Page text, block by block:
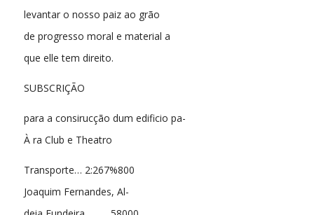
levantar o nosso paiz ao grão
de progresso moral e material a
que elle tem direito.
SUBSCRIÇÃO
para a consirucção dum edificio pa-
À ra Club e Theatro
Transporte… 2:267%800
Joaquim Fernandes, Al-